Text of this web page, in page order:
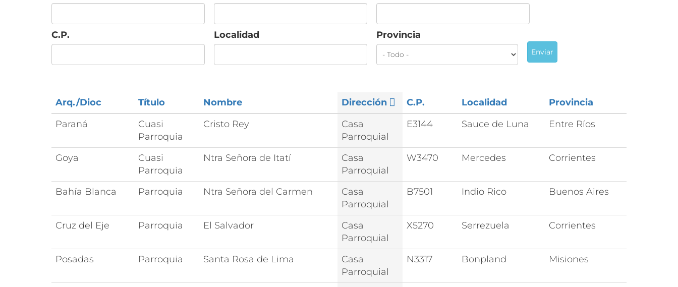
C.P. Localidad Provincia
Enviar
Arq./Dioc Título Nombre Dirección C.P. Localidad
Provincia
Paraná
Cuasi
Parroquia
Cristo Rey
Casa
Parroquial
E3144 Sauce de Luna Entre Ríos
Goya
Cuasi
Parroquia
Ntra Señora de Itatí
Casa
Parroquial
W3470 Mercedes Corrientes
Bahía Blanca Parroquia Ntra Señora del Carmen
Casa
Parroquial
B7501 Indio Rico Buenos Aires
Cruz del Eje Parroquia El Salvador
Casa
Parroquial
X5270 Serrezuela Corrientes
Posadas Parroquia Santa Rosa de Lima
Casa
Parroquial
N3317 Bonpland Misiones